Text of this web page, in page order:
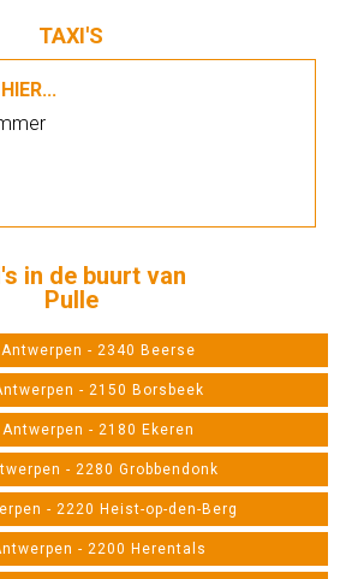
TAXI'S
in de buurt van
Pulle
- 2340 Beerse
- 2150 Borsbeek
- 2180 Ekeren
- 2280 Grobbendonk
- 2220 Heist-op-den-Berg
- 2200 Herentals